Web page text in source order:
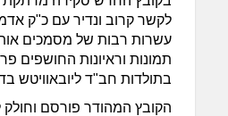
לקשר קרוב ונדיר עם כ"ק
עשרות רבות של מסמכים
תמונות וראיונות החושפים
בתולדות חב"ד ליובאוויטש
הקובץ המהודר פורסם